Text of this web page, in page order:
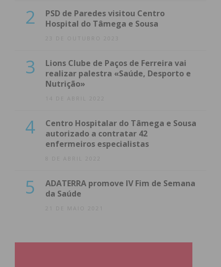
2
PSD de Paredes visitou Centro
Hospital do Tâmega e Sousa
23 DE OUTUBRO 2023
3
Lions Clube de Paços de Ferreira vai
realizar palestra «Saúde, Desporto e
Nutrição»
14 DE ABRIL 2022
4
Centro Hospitalar do Tâmega e Sousa
autorizado a contratar 42
enfermeiros especialistas
8 DE ABRIL 2022
5
ADATERRA promove IV Fim de Semana
da Saúde
21 DE MAIO 2021